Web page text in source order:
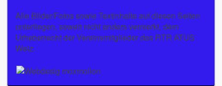
Alle Bilder/Fotos sowie Textinhalte auf diesen Seiten
unterliegen, soweit nicht anders vermerkt, dem
Urheberrecht der Vereinsmitglieder des RTR ATUS
Weiz.